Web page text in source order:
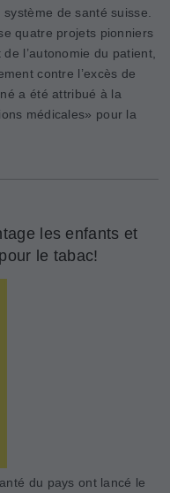
de santé suisse.
quatre projets pionniers
l’autonomie du patient,
contre l’excès de
a été attribué à la
médicales» pour la
les enfants et
le tabac!
du pays ont lancé le